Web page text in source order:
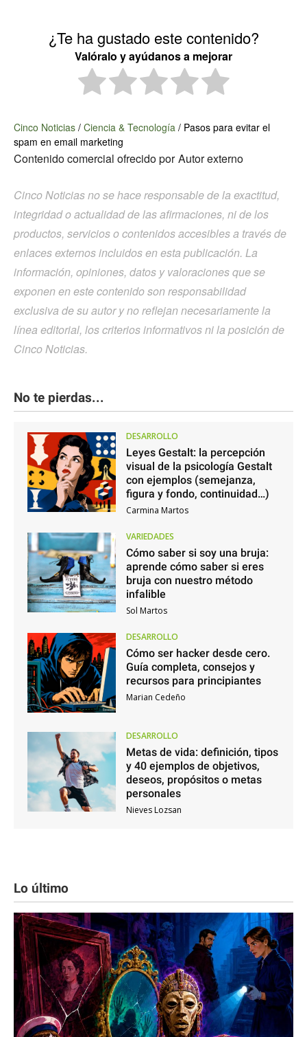
¿Te ha gustado este contenido?
Valóralo y ayúdanos a mejorar
Cinco Noticias / Ciencia & Tecnología / Pasos para evitar el
spam en email marketing
Contenido comercial ofrecido por Autor externo
Cinco Noticias no se hace responsable de la exactitud,
integridad o actualidad de las afirmaciones, ni de los
productos, servicios o contenidos accesibles a través de
enlaces externos incluidos en esta publicación. La
información, opiniones, datos y valoraciones que se
exponen en este contenido son responsabilidad
exclusiva de su autor y no reflejan necesariamente la
línea editorial, los criterios informativos ni la posición de
Cinco Noticias.
No te pierdas...
DESARROLLO
Leyes Gestalt: la percepción
visual de la psicología Gestalt
con ejemplos (semejanza,
figura y fondo, continuidad…)
Carmina Martos
VARIEDADES
Cómo saber si soy una bruja:
aprende cómo saber si eres
bruja con nuestro método
infalible
Sol Martos
DESARROLLO
Cómo ser hacker desde cero.
Guía completa, consejos y
recursos para principiantes
Marian Cedeño
DESARROLLO
Metas de vida: definición, tipos
y 40 ejemplos de objetivos,
deseos, propósitos o metas
personales
Nieves Lozsan
Lo último